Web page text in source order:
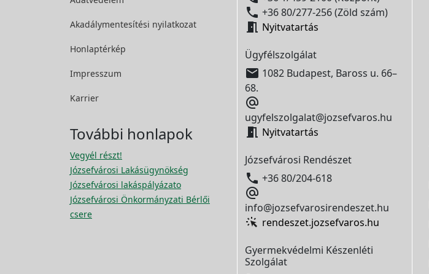
Akadálymentesítési nyilatkozat
Honlaptérkép
Impresszum
Karrier
További honlapok
Vegyél részt!
Józsefvárosi Lakásügynökség
Józsefvárosi lakáspályázato
Józsefvárosi Önkormányzati Bérlői
csere
 +36 80/277-256 (Zöld szám)
 Nyitvatartás
Ügyfélszolgálat
 1082 Budapest, Baross u. 66–
68.

ugyfelszolgalat@jozsefvaros.hu
 Nyitvatartás
Józsefvárosi Rendészet
 +36 80/204-618

info@jozsefvarosirendeszet.hu
rendeszet.jozsefvaros.hu
Gyermekvédelmi Készenléti
Szolgálat